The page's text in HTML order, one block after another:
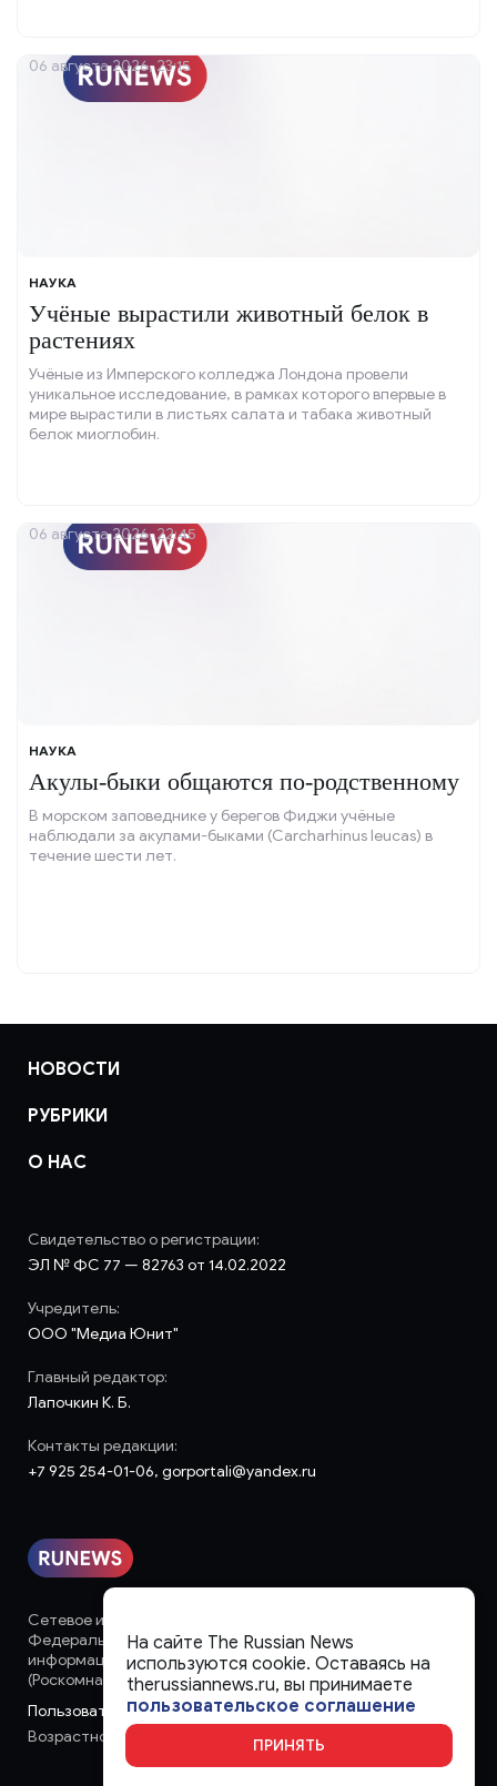
НАУКА
Учёные вырастили животный белок в
растениях
Учёные из Имперского колледжа Лондона провели
уникальное исследование, в рамках которого впервые в
мире вырастили в листьях салата и табака животный
белок миоглобин.
06 августа 2026, 23:15
НАУКА
Акулы-быки общаются по-родственному
В морском заповеднике у берегов Фиджи учёные
наблюдали за акулами-быками (Carcharhinus leucas) в
течение шести лет.
06 августа 2026, 22:45
НОВОСТИ
РУБРИКИ
О НАС
Сетевое издание «runews» (18+) зарегистрировано в
Федеральной службе по надзору в сфере связи,
информационных технологий и массовых коммуникаций
(Роскомнадзор)
Пользовательское соглашение
Возрастное ограничение:
Свидетельство о регистрации:
ЭЛ № ФС 77 — 82763 от 14.02.2022
Учредитель:
ООО "Медиа Юнит"
Главный редактор:
Лапочкин К. Б.
Контакты редакции:
+7 925 254-01-06, gorportali@yandex.ru
На сайте The Russian News
используются cookie. Оставаясь на
therussiannews.ru, вы принимаете
пользовательское соглашение
ПРИНЯТЬ